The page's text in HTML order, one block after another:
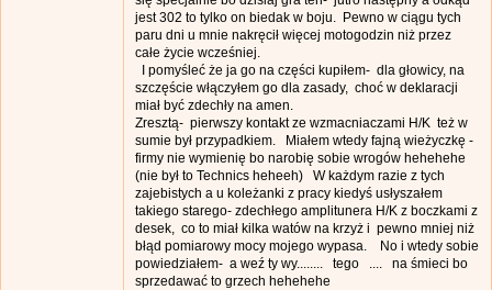
jest 302 to tylko on biedak w boju. Pewno w ciągu tych
paru dni u mnie nakręcił więcej motogodzin niż przez
całe życie wcześniej.
I pomyśleć że ja go na części kupiłem- dla głowicy, na
szczęście włączyłem go dla zasady, choć w deklaracji
miał być zdechły na amen.
Zresztą- pierwszy kontakt ze wzmacniaczami H/K też w
sumie był przypadkiem. Miałem wtedy fajną wieżyczkę -
firmy nie wymienię bo narobię sobie wrogów hehehehe
(nie był to Technics heheeh) W każdym razie z tych
zajebistych a u koleżanki z pracy kiedyś usłyszałem
takiego starego- zdechłego amplitunera H/K z boczkami z
desek, co to miał kilka watów na krzyż i pewno mniej niż
błąd pomiarowy mocy mojego wypasa. No i wtedy sobie
powiedziałem- a weź ty wy........ tego .... na śmieci bo
sprzedawać to grzech hehehehe